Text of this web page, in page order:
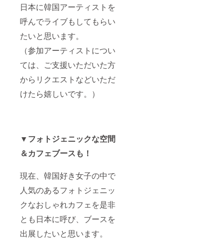
日本に韓国アーティストを
呼んでライブもしてもらい
たいと思います。
（参加アーティストについ
ては、ご支援いただいた方
からリクエストなどいただ
けたら嬉しいです。）
▼フォトジェニックな空間
＆カフェブースも！
現在、韓国好き女子の中で
人気のあるフォトジェニッ
クなおしゃれカフェを是非
とも日本に呼び、ブースを
出展したいと思います。